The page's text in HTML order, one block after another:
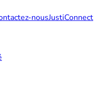
nousJustiConnect